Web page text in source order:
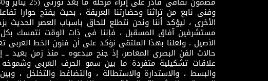
وفنى نابع من تراثنا وحضارتنا العريقة ، بحيث يفتح حوارا
الأخرى ، ليؤكد أننا ونحن نتطلع للحاق باسباب العصر الحديث
مستشرفين آفاق المسقبل ، فإننا فى ذات الوقت نتمسك بكل
الأصيل . ولعلنا بهذا الملتقى نؤكد على أن فنون الخط العربى
حالات الفن البصرى المعاصر، إذ جنح مبدعوه ــ منذ زمن بعيد ــ
علاقات تشكيلية متفردة ما بين سمو الحرف العربى
والبسط ، والاستدارة والاستطالة ، والتضاغط والتخلخل ،